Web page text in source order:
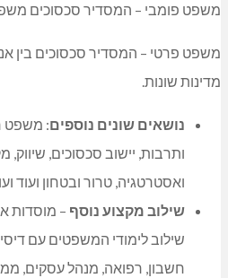
משפט פומבי – המסדיר סכסוכים
משפט פרטי – המסדיר סכסוכים בין
מדינות שונות.
נושאים שונים נוספים: משפט
ותרבות, יישוב סכסוכים, שיווק,
ואסטרטגיה, טרור ובטחון ועוד
שילוב מקצוע נוסף – מוסדות
שילוב לימודי המשפטים עם
חשבון, רפואה, מנהל עסקים,